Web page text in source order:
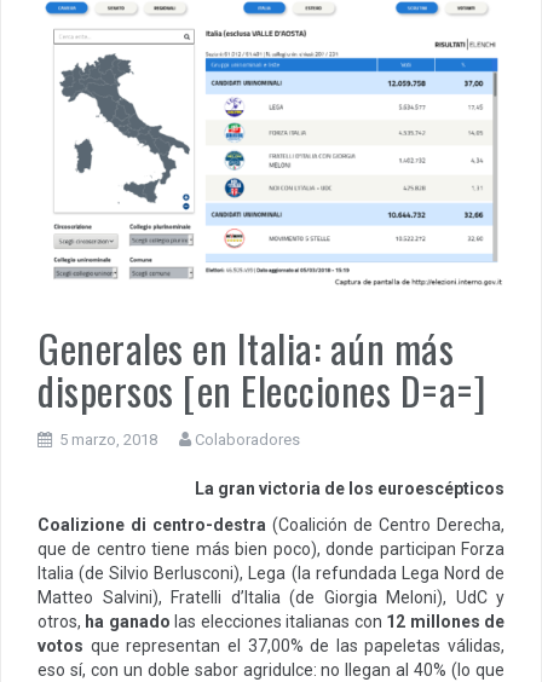
Generales en Italia: aún más
dispersos [en Elecciones D=a=]
5 marzo, 2018 Colaboradores
La gran victoria de los euroescépticos
Coalizione di centro-destra (Coalición de Centro Derecha,
que de centro tiene más bien poco), donde participan Forza
Italia (de Silvio Berlusconi), Lega (la refundada Lega Nord de
Matteo Salvini), Fratelli d’Italia (de Giorgia Meloni), UdC y
otros, ha ganado las elecciones italianas con 12 millones de
votos que representan el 37,00% de las papeletas válidas,
eso sí, con un doble sabor agridulce: no llegan al 40% (lo que